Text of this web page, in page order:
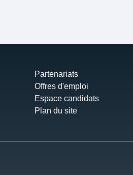
Partenariats
Offres d'emploi
Espace candidats
Plan du site